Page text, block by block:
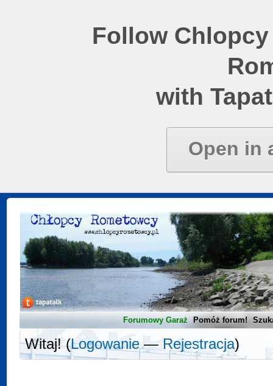
Follow
with
Open in
Forumowy Garaż Pomóż forum!
Witaj! (Logowanie—Rejestracja)